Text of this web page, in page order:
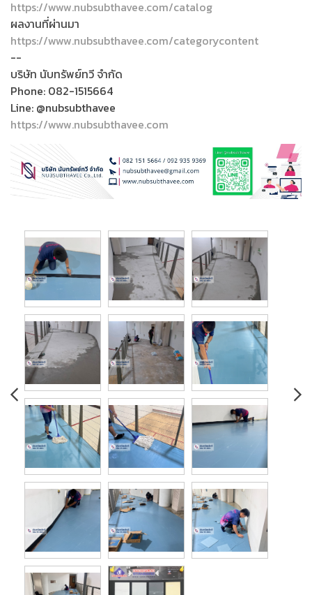
https://www.nubsubthavee.com/catalog
ผลงานที่ผ่านมา
https://www.nubsubthavee.com/categorycontent
--
บริษัท นับทรัพย์ทวี จำกัด
Phone: 082-1515664
Line: @nubsubthavee
https://www.nubsubthavee.com